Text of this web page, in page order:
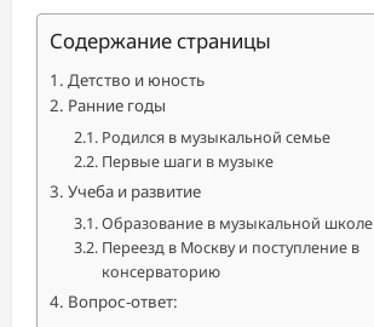
Содержание страницы
Детство и юность
Ранние годы
Родился в музыкальной семье
Первые шаги в музыке
Учеба и развитие
Образование в музыкальной школе
Переезд в Москву и поступление в
консерваторию
Вопрос-ответ: